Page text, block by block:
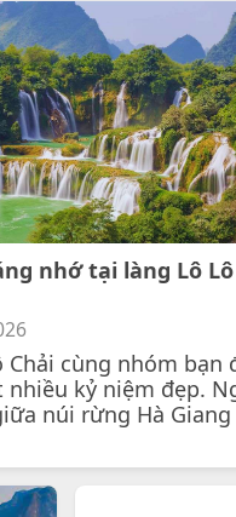
nhớ tại làng Lô Lô
Chải cùng nhóm bạn
kỷ niệm đẹp.
núi rừng Hà Giang